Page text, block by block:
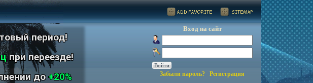
период!
при переезде!
до+20%
Вход на сайт
Забыли пароль? Регистрация